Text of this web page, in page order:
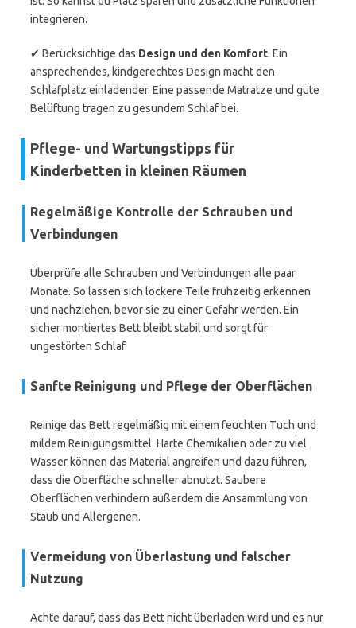
integrieren.
✔ Berücksichtige das Design und den Komfort. Ein
ansprechendes, kindgerechtes Design macht den
Schlafplatz einladender. Eine passende Matratze und gute
Belüftung tragen zu gesundem Schlaf bei.
Pflege- und Wartungstipps für
Kinderbetten in kleinen Räumen
Regelmäßige Kontrolle der Schrauben und
Verbindungen
Überprüfe alle Schrauben und Verbindungen alle paar
Monate. So lassen sich lockere Teile frühzeitig erkennen
und nachziehen, bevor sie zu einer Gefahr werden. Ein
sicher montiertes Bett bleibt stabil und sorgt für
ungestörten Schlaf.
Sanfte Reinigung und Pflege der Oberflächen
Reinige das Bett regelmäßig mit einem feuchten Tuch und
mildem Reinigungsmittel. Harte Chemikalien oder zu viel
Wasser können das Material angreifen und dazu führen,
dass die Oberfläche schneller abnutzt. Saubere
Oberflächen verhindern außerdem die Ansammlung von
Staub und Allergenen.
Vermeidung von Überlastung und falscher
Nutzung
Achte darauf, dass das Bett nicht überladen wird und es nur